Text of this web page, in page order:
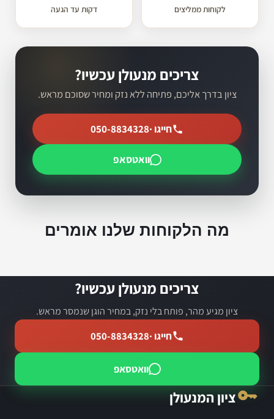
לקוחות ממליצים דקות עד הגעה
צריכים מנעולן עכשיו?
ציון בדרך אליכם, פתיחה ללא נזק ומחיר שסוכם מראש.
חייגו ·050-8834328
וואטסאפ
מה הלקוחות שלנו אומרים
צריכים מנעולן עכשיו?
ציון מגיע מהר, פותח בלי נזק, במחיר הוגן שנמסר מראש.
חייגו ·050-8834328
וואטסאפ
ציון המנעולן